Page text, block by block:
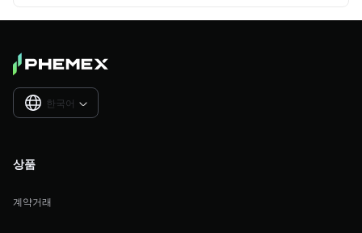
한국어 
상품
계약거래